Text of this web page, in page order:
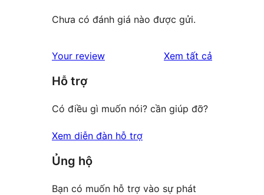
Chưa có đánh giá nào được gửi.
Your review Xem tất cả
Hỗ trợ
Có điều gì muốn nói? cần giúp đỡ?
Xem diễn đàn hỗ trợ
Ủng hộ
Bạn có muốn hỗ trợ vào sự phát